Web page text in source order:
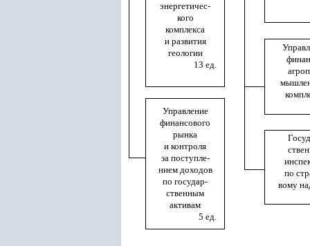
энергетичес-
кого
комплекса
и развития
геологии
13 ед.
Управление
финансового
рынка
и контроля
за поступле-
нием доходов
по государ-
ственным
активам
5 ед.
по
вому